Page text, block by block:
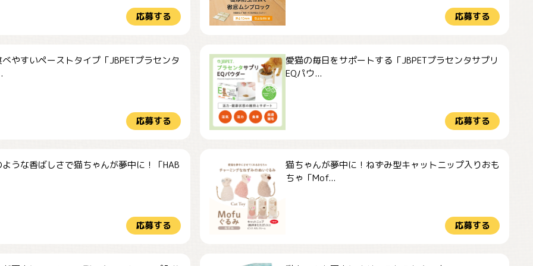
応募する 応募する
やすいペーストタイプ「JBPETプラセンタ
応募する
愛猫の毎日をサポートする「JBPETプラセンタサプリ
EQパウ...
応募する
うな香ばしさで猫ちゃんが夢中に！「HAB
応募する
猫ちゃんが夢中に！ねずみ型キャットニップ入りおも
ちゃ「Mof...
応募する